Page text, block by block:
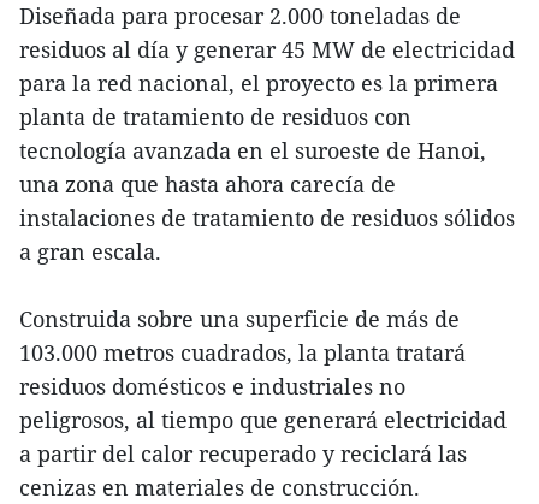
Diseñada para procesar 2.000 toneladas de
residuos al día y generar 45 MW de electricidad
para la red nacional, el proyecto es la primera
planta de tratamiento de residuos con
tecnología avanzada en el suroeste de Hanoi,
una zona que hasta ahora carecía de
instalaciones de tratamiento de residuos sólidos
a gran escala.
Construida sobre una superficie de más de
103.000 metros cuadrados, la planta tratará
residuos domésticos e industriales no
peligrosos, al tiempo que generará electricidad
a partir del calor recuperado y reciclará las
cenizas en materiales de construcción.